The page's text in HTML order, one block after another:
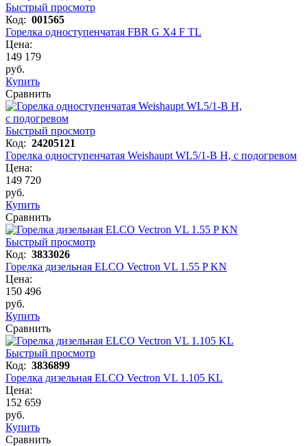
Быстрый просмотр
Код: 001565
Горелка одноступенчатая FBR G X4 F TL
Цена:
149 179
руб.
Купить
Сравнить
Быстрый просмотр
Код: 24205121
Горелка одноступенчатая Weishaupt WL5/1-B H, с подогревом
Цена:
149 720
руб.
Купить
Сравнить
Быстрый просмотр
Код: 3833026
Горелка дизельная ELCO Vectron VL 1.55 P KN
Цена:
150 496
руб.
Купить
Сравнить
Быстрый просмотр
Код: 3836899
Горелка дизельная ELCO Vectron VL 1.105 KL
Цена:
152 659
руб.
Купить
Сравнить